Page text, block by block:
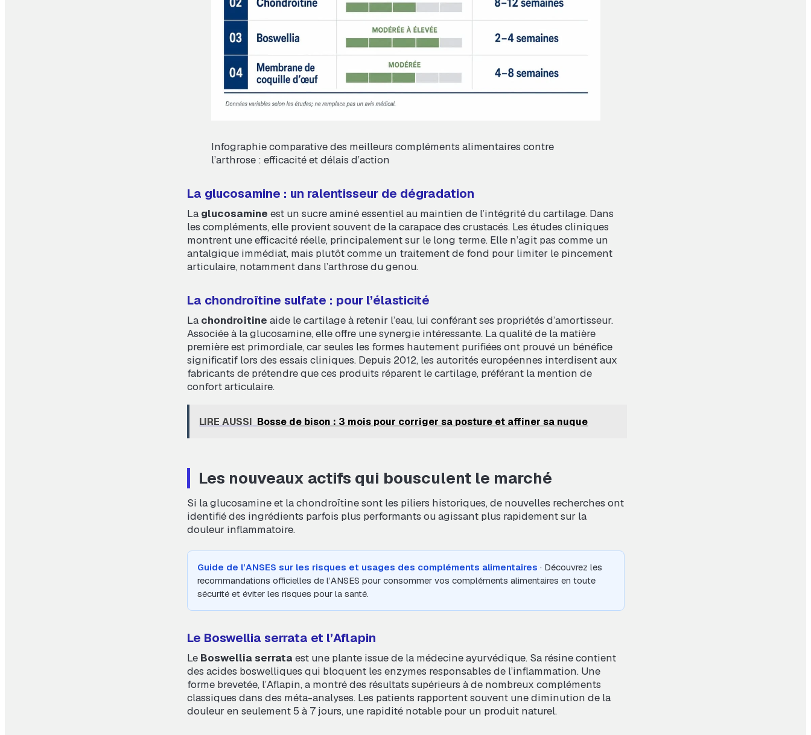
Infographie comparative des meilleurs compléments alimentaires contre
l’arthrose : efficacité et délais d’action
La glucosamine : un ralentisseur de dégradation
La glucosamine est un sucre aminé essentiel au maintien de l’intégrité du cartilage. Dans
les compléments, elle provient souvent de la carapace des crustacés. Les études cliniques
montrent une efficacité réelle, principalement sur le long terme. Elle n’agit pas comme un
antalgique immédiat, mais plutôt comme un traitement de fond pour limiter le pincement
articulaire, notamment dans l’arthrose du genou.
La chondroïtine sulfate : pour l’élasticité
La chondroïtine aide le cartilage à retenir l’eau, lui conférant ses propriétés d’amortisseur.
Associée à la glucosamine, elle offre une synergie intéressante. La qualité de la matière
première est primordiale, car seules les formes hautement purifiées ont prouvé un bénéfice
significatif lors des essais cliniques. Depuis 2012, les autorités européennes interdisent aux
fabricants de prétendre que ces produits réparent le cartilage, préférant la mention de
confort articulaire.
LIRE AUSSI Bosse de bison : 3 mois pour corriger sa posture et affiner sa nuque
Les nouveaux actifs qui bousculent le marché
Si la glucosamine et la chondroïtine sont les piliers historiques, de nouvelles recherches ont
identifié des ingrédients parfois plus performants ou agissant plus rapidement sur la
douleur inflammatoire.
Guide de l’ANSES sur les risques et usages des compléments alimentaires · Découvrez les
recommandations officielles de l’ANSES pour consommer vos compléments alimentaires en toute
sécurité et éviter les risques pour la santé.
Le Boswellia serrata et l’Aflapin
Le Boswellia serrata est une plante issue de la médecine ayurvédique. Sa résine contient
des acides boswelliques qui bloquent les enzymes responsables de l’inflammation. Une
forme brevetée, l’Aflapin, a montré des résultats supérieurs à de nombreux compléments
classiques dans des méta-analyses. Les patients rapportent souvent une diminution de la
douleur en seulement 5 à 7 jours, une rapidité notable pour un produit naturel.